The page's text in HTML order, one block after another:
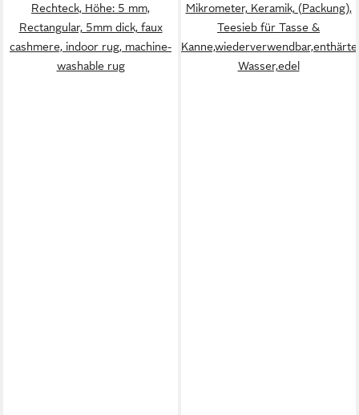
Rechteck, Höhe: 5 mm,
Rectangular, 5mm dick, faux
cashmere, indoor rug, machine-
washable rug
Mikrometer, Keramik, (Packung),
Teesieb für Tasse &
Wasser,edel